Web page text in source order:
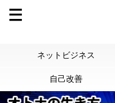
ネットビジネス
自己改善